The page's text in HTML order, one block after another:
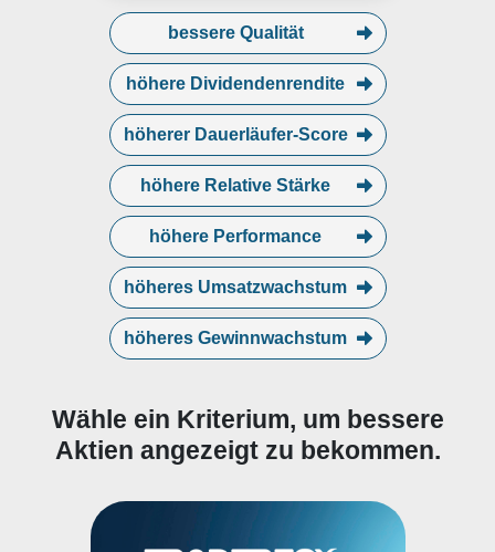
bessere Qualität
höhere Dividendenrendite
höherer Dauerläufer-Score
höhere Relative Stärke
höhere Performance
höheres Umsatzwachstum
höheres Gewinnwachstum
Wähle ein Kriterium, um bessere
Aktien angezeigt zu bekommen.